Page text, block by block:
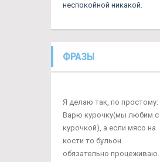
неспокойной никакой.
ФРАЗЫ
Я делаю так, по простому:
Варю курочку(мы любим с
курочкой), а если мясо на
кости то бульон
обязательно процеживаю.